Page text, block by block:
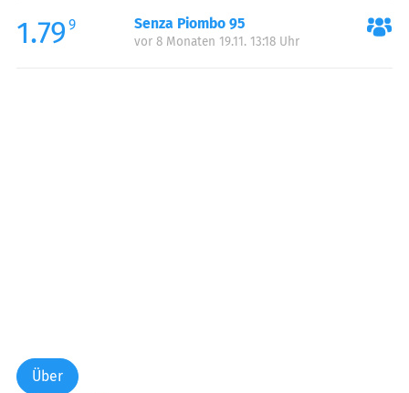
1.79 9 Senza Piombo 95
vor 8 Monaten 19.11. 13:18 Uhr
Über